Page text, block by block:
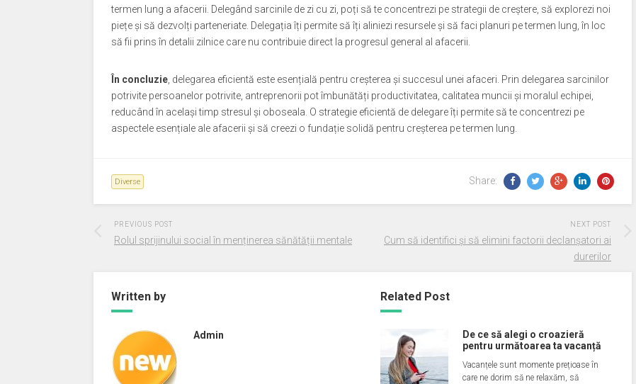
termen lung a afacerii. Delegând sarcinile de zi cu zi, poți să te concentrezi pe strategii de creștere, să explorezi noi
piețe și să dezvolți parteneriate. Delegația îți permite să îți aliniezi resursele și să faci planuri pe termen lung, în loc
să fii prins în detalii zilnice care nu contribuie direct la progresul general al afacerii.
În concluzie , delegarea eficientă este esențială pentru creșterea și succesul unei afaceri. Prin delegarea sarcinilor
potrivite persoanelor potrivite, antreprenorii pot îmbunătăți productivitatea, calitatea muncii și moralul echipei,
reducând în același timp stresul și oboseala. O strategie eficientă de delegare îți permite să te concentrezi pe
aspectele esențiale ale afacerii și să creezi o fundație solidă pentru creșterea pe termen lung.
Diverse Share:
PREVIOUS POST
Rolul sprijinului social în menținerea sănătății mentale
NEXT POST
Cum să identifici și să elimini factorii declanșatori ai
durerilor
Written by
Admin
Related Post
De ce să alegi o croazieră
pentru următoarea ta vacanță
Vacanțele sunt momente prețioase în
care ne dorim să ne relaxăm, să